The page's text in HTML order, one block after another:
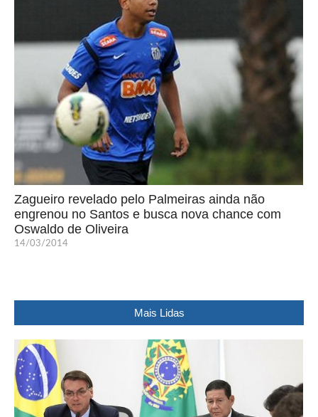
Zagueiro revelado pelo Palmeiras ainda não
engrenou no Santos e busca nova chance com
Oswaldo de Oliveira
14/03/2014
Mais Lidas